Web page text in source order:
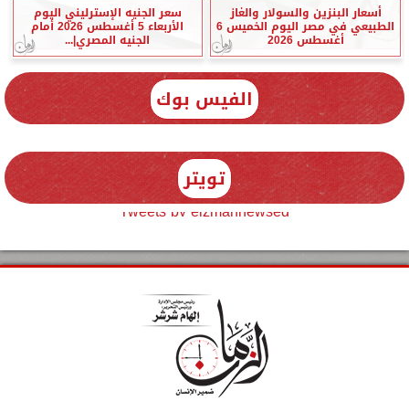
أسعار البنزين والسولار والغاز
الطبيعي في مصر اليوم الخميس 6
أغسطس 2026
سعر الجنيه الإسترليني اليوم
الأربعاء 5 أغسطس 2026 أمام
الجنيه المصري|...
الفيس بوك
تويتر
Tweets by elzmannewseg